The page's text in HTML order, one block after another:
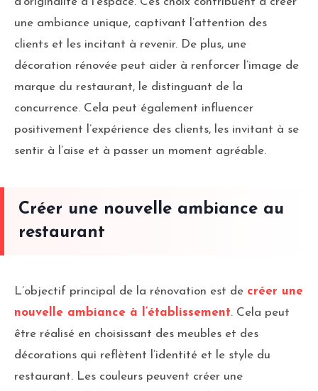
une ambiance unique, captivant l’attention des
clients et les incitant à revenir. De plus, une
décoration rénovée peut aider à renforcer l’image de
marque du restaurant, le distinguant de la
concurrence. Cela peut également influencer
positivement l’expérience des clients, les invitant à se
sentir à l’aise et à passer un moment agréable.
Créer une nouvelle ambiance au
restaurant
L’objectif principal de la rénovation est de créer une
nouvelle ambiance à l’établissement. Cela peut
être réalisé en choisissant des meubles et des
décorations qui reflètent l’identité et le style du
restaurant. Les couleurs peuvent créer une